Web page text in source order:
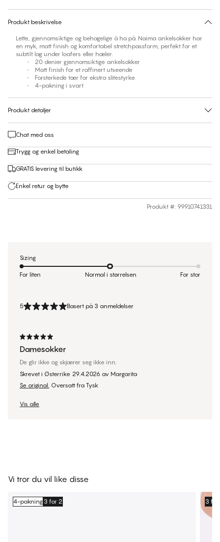
Produkt beskrivelse
Lette, gjennomsiktige og behagelige å ha på. Naima ankelsokker har
en myk, matt finish og komfortabel stretchpassform, perfekt for et
subtilt lag under loafers eller hæler.
• 20 denier gjennomsiktige ankelsokker
• Matt finish for et raffinert utseende
• Forsterkede tær for ekstra slitestyrke
• 4-pakning i svart
Produkt detaljer
Chat med oss
Trygg og enkel betaling
GRATIS levering til butikk
Enkel retur og bytte
Produkt #: 99910741331
5 Basert på 3 anmeldelser
Damesokker
De glir ikke og skjærer seg ikke inn.
Skrevet i Østerrike 29.4.2026 av Margarita
Se original. Oversatt fra Tysk
Vis alle
Sizing
For liten Normal i størrelsen For stor
Vi tror du vil like disse
4-pakning 3 for 2 3 for